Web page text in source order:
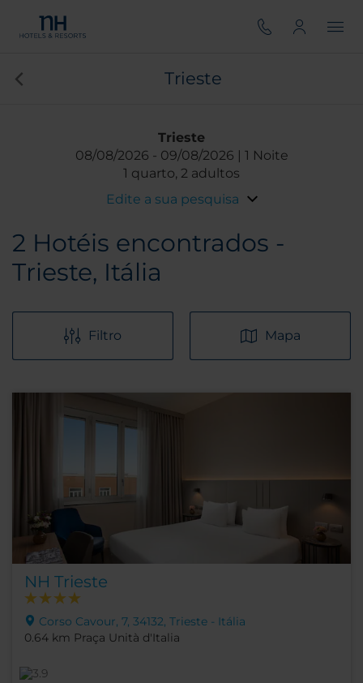
Trieste
Trieste
08/08/2026
09/08/2026
1 Noite
1 quarto, 2 adultos
Edite a sua pesquisa
2 Hotéis encontrados -
Trieste, Itália
Filtro Mapa
NH Trieste
Corso Cavour, 7, 34132, Trieste - Itália
0.64 km Praça Unità d'Italia